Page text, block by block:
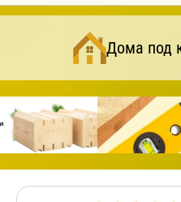
Дома под